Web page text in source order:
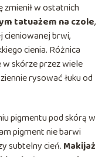
zmienił w ostatnich
tatuażem na czole,
cieniowanej brwi,
cienia. Różnica
skórze przez wiele
rysować łuku od
pigmentu pod skórą w
pigment nie barwi
subtelny cień. Makijaż